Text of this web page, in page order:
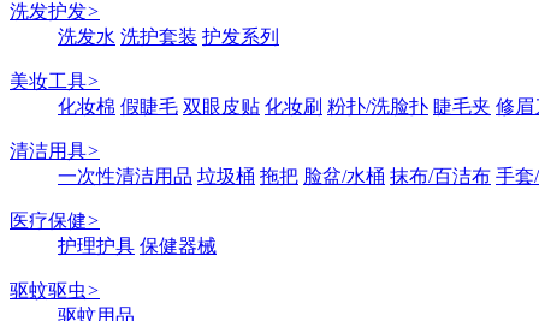
洗发护发>
洗发水 洗护套装 护发系列
美妆工具>
化妆棉 假睫毛 双眼皮贴 化妆刷 粉扑/洗脸扑 睫毛夹 修眉
清洁用具>
一次性清洁用品 垃圾桶 拖把 脸盆/水桶 抹布/百洁布 手套
医疗保健>
护理护具 保健器械
驱蚊驱虫>
驱蚊用品